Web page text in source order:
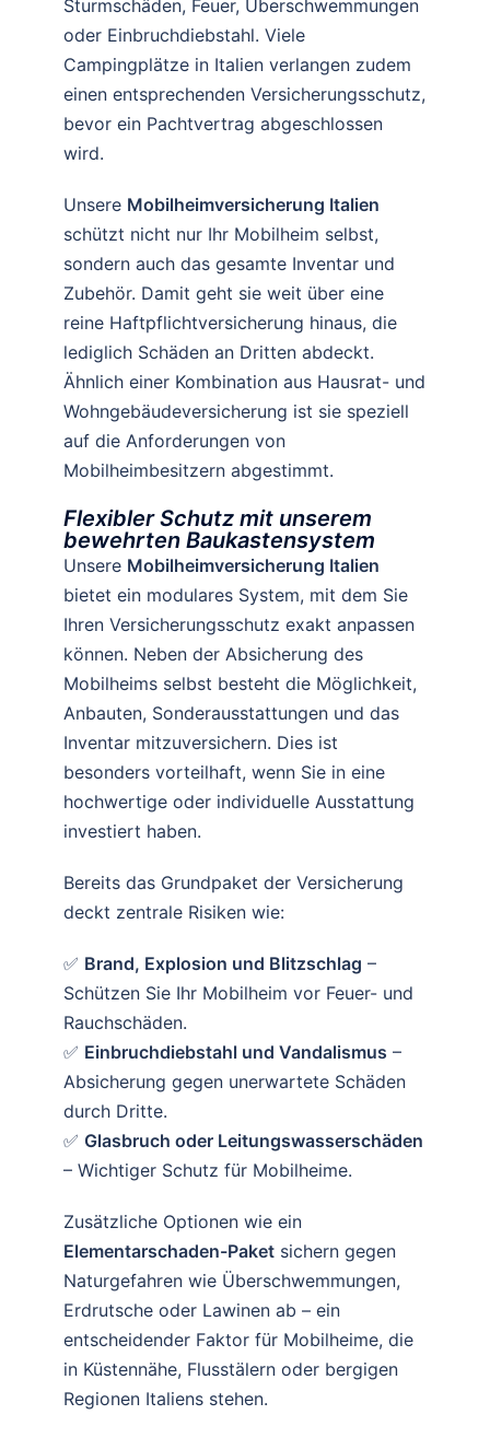
sehr
nett
e
und
kom
Bera
tung
.
en
Dan
k
Sturmschäden, Feuer, Überschwemmungen
oder Einbruchdiebstahl. Viele
Campingplätze in Italien verlangen zudem
einen entsprechenden Versicherungsschutz,
bevor ein Pachtvertrag abgeschlossen
wird.
Unsere Mobilheimversicherung Italien
schützt nicht nur Ihr Mobilheim selbst,
sondern auch das gesamte Inventar und
Zubehör. Damit geht sie weit über eine
reine Haftpflichtversicherung hinaus, die
lediglich Schäden an Dritten abdeckt.
Ähnlich einer Kombination aus Hausrat- und
Wohngebäudeversicherung ist sie speziell
auf die Anforderungen von
Mobilheimbesitzern abgestimmt.
Flexibler Schutz mit unserem
bewehrten Baukastensystem
Unsere Mobilheimversicherung Italien
bietet ein modulares System, mit dem Sie
Ihren Versicherungsschutz exakt anpassen
können. Neben der Absicherung des
Mobilheims selbst besteht die Möglichkeit,
Anbauten, Sonderausstattungen und das
Inventar mitzuversichern. Dies ist
besonders vorteilhaft, wenn Sie in eine
hochwertige oder individuelle Ausstattung
investiert haben.
Bereits das Grundpaket der Versicherung
deckt zentrale Risiken wie:
✅ Brand, Explosion und Blitzschlag –
Schützen Sie Ihr Mobilheim vor Feuer- und
Rauchschäden.
✅ Einbruchdiebstahl und Vandalismus –
Absicherung gegen unerwartete Schäden
durch Dritte.
✅ Glasbruch oder Leitungswasserschäden
– Wichtiger Schutz für Mobilheime.
Zusätzliche Optionen wie ein
Elementarschaden-Paket sichern gegen
Naturgefahren wie Überschwemmungen,
Erdrutsche oder Lawinen ab – ein
entscheidender Faktor für Mobilheime, die
in Küstennähe, Flusstälern oder bergigen
Regionen Italiens stehen.